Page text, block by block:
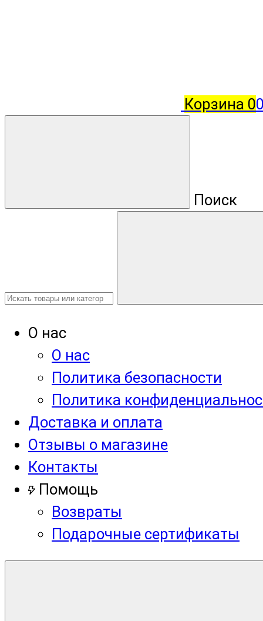
Корзина 0
Поиск
О нас
О нас
Политика безопасности
Политика
Доставка и оплата
Отзывы о магазине
Контакты
Помощь
Возвраты
Подарочные сертификаты